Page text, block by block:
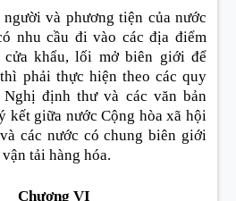
và phương tiện của nước
nhu cầu đi vào các địa điểm
khẩu, lối mở biên giới để
phải thực hiện theo các quy
định thư và các văn bản
kết giữa nước Cộng hòa xã hội
các nước có chung biên giới
tải hàng hóa.
Chương VI